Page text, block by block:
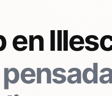
en